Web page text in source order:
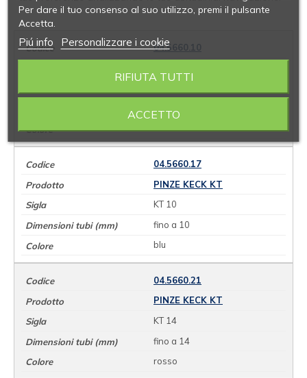
04.5660.10
rosso
04.5660.17
PINZE KECK KT
KT 10
fino a 10
blu
04.5660.21
PINZE KECK KT
KT 14
fino a 14
rosso
Per dare il tuo consenso al suo utilizzo, premi il pulsante
Accetta.
Piú info Personalizzare i cookie
RIFIUTA TUTTI
ACCETTO